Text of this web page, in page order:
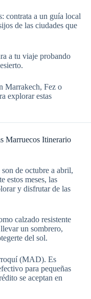
contrata a un guía local
de las ciudades que
a tu viaje probando
Marrakech, Fez o
explorar estas
Marruecos Itinerario
de octubre a abril,
estos meses, las
y disfrutar de las
calzado resistente
un sombrero,
del sol.
(MAD). Es
para pequeñas
se aceptan en